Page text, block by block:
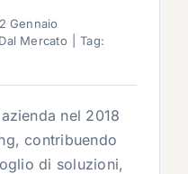
Gennaio
Dal Mercato
Tag:
nel 2018
contribuendo
di soluzioni,